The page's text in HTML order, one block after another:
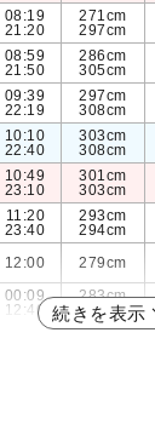
08:19
21:20
271cm
297cm
08:59
21:50
286cm
305cm
09:39
22:19
297cm
308cm
10:10
22:40
303cm
308cm
10:49
23:10
301cm
303cm
11:20
23:40
293cm
294cm
12:00 279cm
00:09
12:40
283cm
260cm
続きを表示